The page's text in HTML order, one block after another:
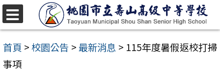
跳
至
主
要
首頁 >校園公告 >最新消息 > 115年度暑假返校打掃
事項
選
單